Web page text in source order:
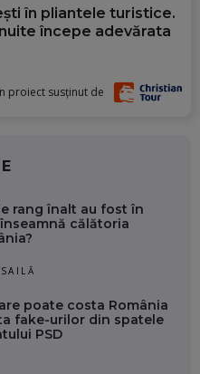
în pliantele turistice.
începe adevărata
proiect susținut de
rang înalt au fost în
călătoria
poate costa România
fake-urilor din spatele
PSD